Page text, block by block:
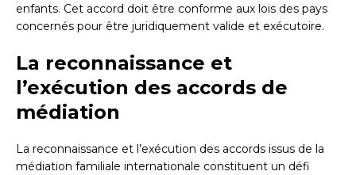
enfants. Cet accord doit être conforme aux lois des pays
concernés pour être juridiquement valide et exécutoire.
La reconnaissance et
l’exécution des accords de
médiation
La reconnaissance et l’exécution des accords issus de la
médiation familiale internationale constituent un défi